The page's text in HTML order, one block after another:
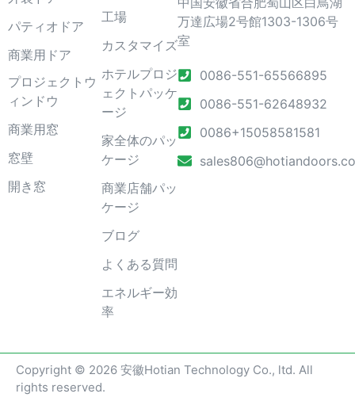
パティオドア
商業用ドア
プロジェクトウ
ィンドウ
商業用窓
窓壁
開き窓
工場
カスタマイズ
ホテルプロジ
ェクトパッケ
ージ
家全体のパッ
ケージ
商業店舗パッ
ケージ
ブログ
よくある質問
エネルギー効
率
万達広場2号館1303-1306号
室
0086-551-65566895
0086-551-62648932
0086+15058581581
Copyright © 2026 安徽Hotian Technology Co., ltd. All
rights reserved.